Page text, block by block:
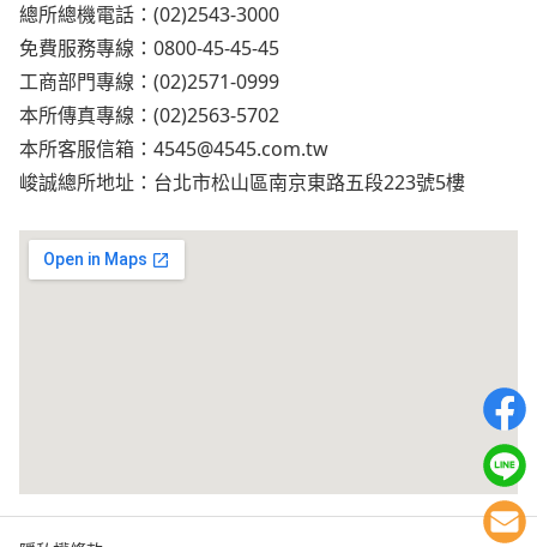
總所總機電話：(02)2543-3000
免費服務專線：0800-45-45-45
工商部門專線：(02)2571-0999
本所傳真專線：(02)2563-5702
本所客服信箱： 4545@4545.com.tw
峻誠總所地址：台北市松山區南京東路五段223號5樓